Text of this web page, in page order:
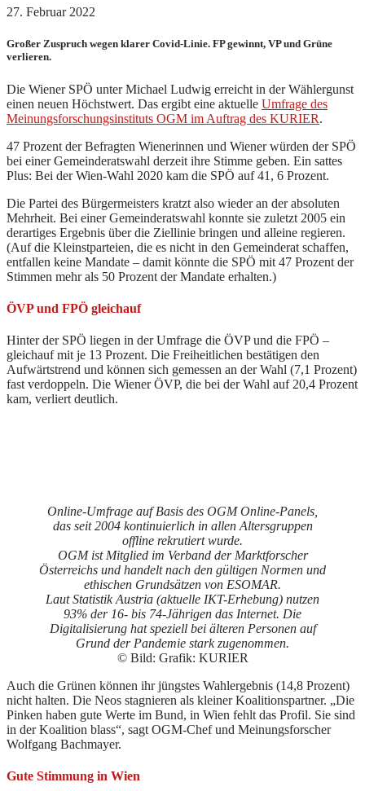
27. Februar 2022
Großer Zuspruch wegen klarer Covid-Linie. FP gewinnt, VP und Grüne
verlieren.
Die Wiener SPÖ unter Michael Ludwig erreicht in der Wählergunst
einen neuen Höchstwert. Das ergibt eine aktuelle Umfrage des
Meinungsforschungsinstituts OGM im Auftrag des KURIER.
47 Prozent der Befragten Wienerinnen und Wiener würden der SPÖ
bei einer Gemeinderatswahl derzeit ihre Stimme geben. Ein sattes
Plus: Bei der Wien-Wahl 2020 kam die SPÖ auf 41, 6 Prozent.
Die Partei des Bürgermeisters kratzt also wieder an der absoluten
Mehrheit. Bei einer Gemeinderatswahl konnte sie zuletzt 2005 ein
derartiges Ergebnis über die Ziellinie bringen und alleine regieren.
(Auf die Kleinstparteien, die es nicht in den Gemeinderat schaffen,
entfallen keine Mandate – damit könnte die SPÖ mit 47 Prozent der
Stimmen mehr als 50 Prozent der Mandate erhalten.)
ÖVP und FPÖ gleichauf
Hinter der SPÖ liegen in der Umfrage die ÖVP und die FPÖ –
gleichauf mit je 13 Prozent. Die Freiheitlichen bestätigen den
Aufwärtstrend und können sich gemessen an der Wahl (7,1 Prozent)
fast verdoppeln. Die Wiener ÖVP, die bei der Wahl auf 20,4 Prozent
kam, verliert deutlich.
Online-Umfrage auf Basis des OGM Online-Panels,
das seit 2004 kontinuierlich in allen Altersgruppen
offline rekrutiert wurde.
OGM ist Mitglied im Verband der Marktforscher
Österreichs und handelt nach den gültigen Normen und
ethischen Grundsätzen von ESOMAR.
Laut Statistik Austria (aktuelle IKT-Erhebung) nutzen
93% der 16- bis 74-Jährigen das Internet. Die
Digitalisierung hat speziell bei älteren Personen auf
Grund der Pandemie stark zugenommen.
© Bild: Grafik: KURIER
Auch die Grünen können ihr jüngstes Wahlergebnis (14,8 Prozent)
nicht halten. Die Neos stagnieren als kleiner Koalitionspartner. „Die
Pinken haben gute Werte im Bund, in Wien fehlt das Profil. Sie sind
in der Koalition blass“, sagt OGM-Chef und Meinungsforscher
Wolfgang Bachmayer.
Gute Stimmung in Wien